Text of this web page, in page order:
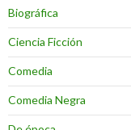
Biográfica
Ciencia Ficción
Comedia
Comedia Negra